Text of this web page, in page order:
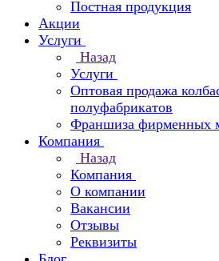
Постная продукция
Акции
Услуги
Назад
Услуги
Оптовая продажа
полуфабрикатов
Франшиза фирменных
Компания
Назад
Компания
О компании
Вакансии
Отзывы
Реквизиты